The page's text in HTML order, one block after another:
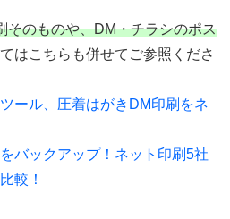
そのものや、DM・チラシのポス
はこちらも併せてご参照くださ
ール、圧着はがきDM印刷をネ
バックアップ！ネット印刷5社
較！